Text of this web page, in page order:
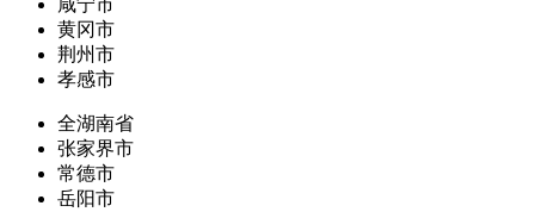
咸宁市
黄冈市
荆州市
孝感市
全湖南省
张家界市
常德市
岳阳市